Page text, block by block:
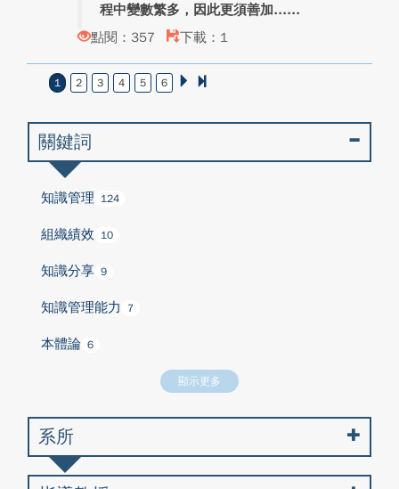
程中變數繁多，因此更須善加...
點閱：357
下載：1
1 2 3 4 5 6
關鍵詞
知識管理 124
組織績效 10
知識分享 9
知識管理能力 7
本體論 6
顯示更多
系所